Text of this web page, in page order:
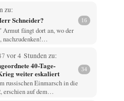
zu:
Schneider? 16
fängt dort an, wo der
nachzudenken!…
vor 4 Stunden zu:
40-Tage-
weiter eskaliert
34
russischen Einmarsch in die
erschien auf dem…